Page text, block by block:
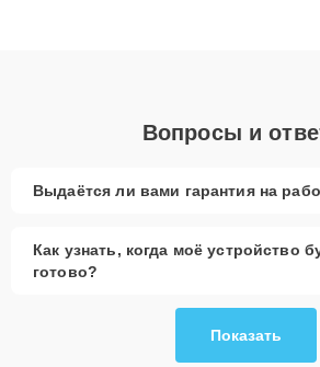
Вопросы и
Выдаётся ли вами гарантия на
Как узнать, когда моё устройство
готово?
Показать